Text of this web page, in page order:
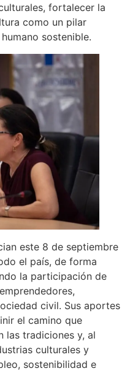
fortalecer la
como un pilar
sostenible.
este 8 de septiembre
el país, de forma
la participación de
civil. Sus aportes
el camino que
las tradiciones y, al
culturales y
sostenibilidad e